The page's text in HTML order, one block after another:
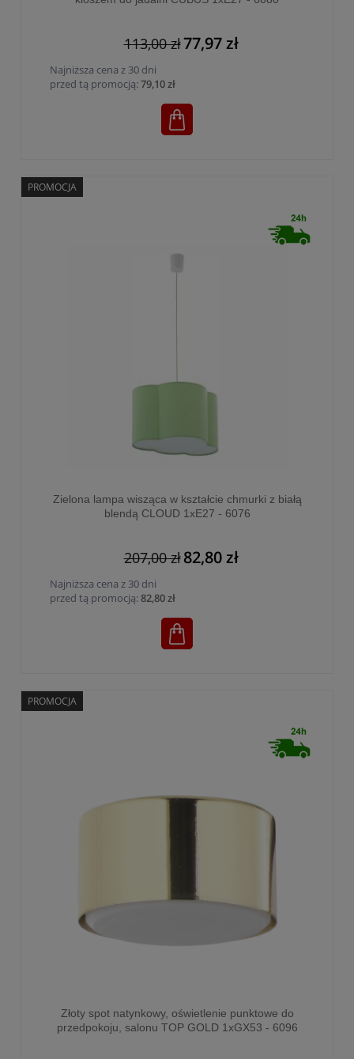
113,00 zł77,97 zł
Najniższa cena z 30 dni
przed tą promocją:79,10 zł
Zielona lampa wisząca w kształcie chmurki z białą
blendą CLOUD 1xE27 - 6076
207,00 zł82,80 zł
Najniższa cena z 30 dni
przed tą promocją:82,80 zł
PROMOCJA
Złoty spot natynkowy, oświetlenie punktowe do
przedpokoju, salonu TOP GOLD 1xGX53 - 6096
PROMOCJA